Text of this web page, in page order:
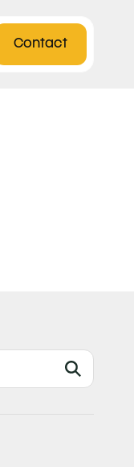
Contact